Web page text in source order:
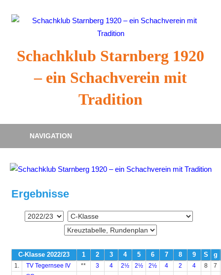
Inhalt
Schachklub Starnberg 1920
– ein Schachverein mit
Tradition
NAVIGATION
Ergebnisse
C-Klasse 2022/23 1 2 3 4 5 6 7 8 9 S g
1. TV Tegernsee IV ** 3 4 2½ 2½ 2½ 4 2 4 8 7